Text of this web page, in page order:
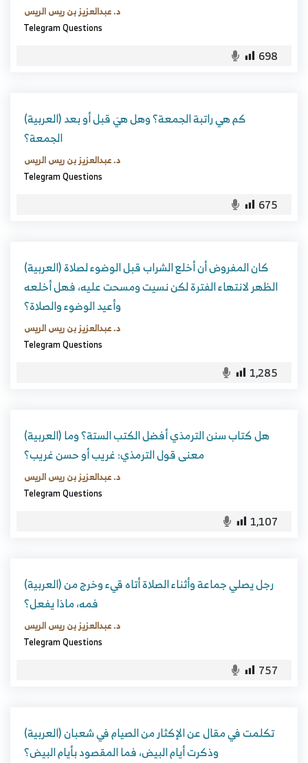
د. عبدالعزيز بن ريس الريس
Telegram Questions
698
(العربية) كم هي راتبة الجمعة؟ وهل هيَ قبل أو بعد
الجمعة؟
د. عبدالعزيز بن ريس الريس
Telegram Questions
675
(العربية) كان المفروض أن أخلع الشراب قبل الوضوء لصلاة
الظهر لانتهاء الفترة لكن نسيت ومسحت عليه، فهل أخلعه
وأعيد الوضوء والصلاة؟
د. عبدالعزيز بن ريس الريس
Telegram Questions
1,285
(العربية) هل كتاب سنن الترمذي أفضل الكتب الستة؟ وما
معنى قول الترمذي: غريب أو حسن غريب؟
د. عبدالعزيز بن ريس الريس
Telegram Questions
1,107
(العربية) رجل يصلي جماعة وأثناء الصلاة أتاه قيء وخرج من
فمه، ماذا يفعل؟
د. عبدالعزيز بن ريس الريس
Telegram Questions
757
(العربية) تكلمت في مقال عن الإكثار من الصيام في شعبان
وذكرت أيام البيض، فما المقصود بأيام البيض؟